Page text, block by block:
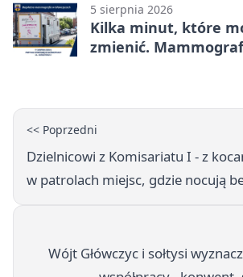
5 sierpnia 2026
Kilka minut, które
zmienić.
<< Poprzedni
Dzielnicowi z Komisariatu I - z
w patrolach miejsc, gdzie nocują
Wójt Główczyc i sołtysi